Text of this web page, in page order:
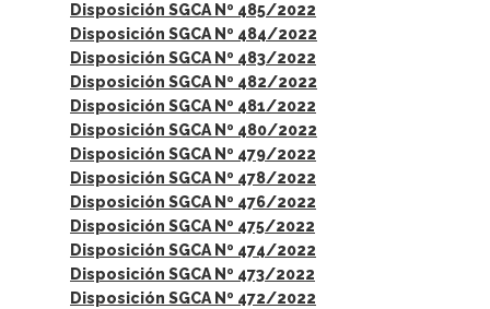
Disposición SGCA Nº 485/2022
Disposición SGCA Nº 484/2022
Disposición SGCA Nº 483/2022
Disposición SGCA Nº 482/2022
Disposición SGCA Nº 481/2022
Disposición SGCA Nº 480/2022
Disposición SGCA Nº 479/2022
Disposición SGCA Nº 478/2022
Disposición SGCA Nº 476/2022
Disposición SGCA Nº 475/2022
Disposición SGCA Nº 474/2022
Disposición SGCA Nº 473/2022
Disposición SGCA Nº 472/2022